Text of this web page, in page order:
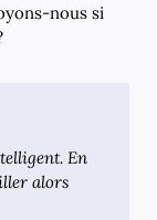
nous si
En
alors